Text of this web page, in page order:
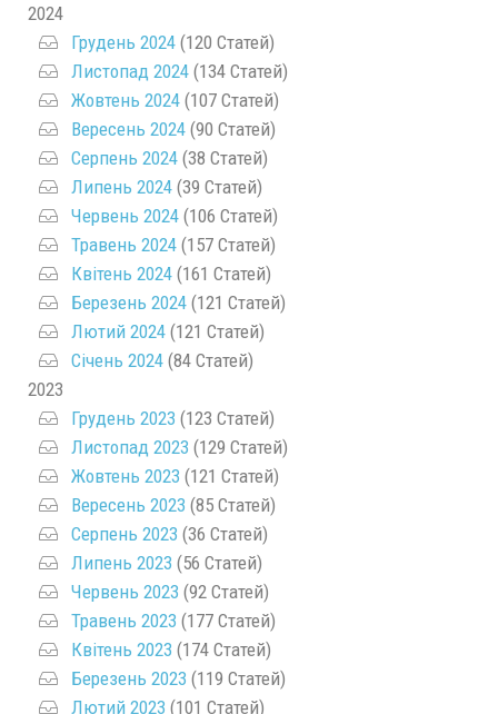
2024
Грудень 2024 (120 Статей)
Листопад 2024 (134 Статей)
Жовтень 2024 (107 Статей)
Вересень 2024 (90 Статей)
Серпень 2024 (38 Статей)
Липень 2024 (39 Статей)
Червень 2024 (106 Статей)
Травень 2024 (157 Статей)
Квітень 2024 (161 Статей)
Березень 2024 (121 Статей)
Лютий 2024 (121 Статей)
Січень 2024 (84 Статей)
2023
Грудень 2023 (123 Статей)
Листопад 2023 (129 Статей)
Жовтень 2023 (121 Статей)
Вересень 2023 (85 Статей)
Серпень 2023 (36 Статей)
Липень 2023 (56 Статей)
Червень 2023 (92 Статей)
Травень 2023 (177 Статей)
Квітень 2023 (174 Статей)
Березень 2023 (119 Статей)
Лютий 2023 (101 Статей)